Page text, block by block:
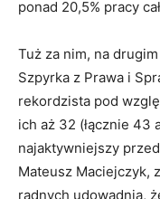
ponad 20,5% pracy
Tuż za nim, na
Szpyrka z Prawa i
rekordzista pod
ich aż 32 (łącznie 43
najaktywniejszy
Mateusz Maciejczyk,
radnych udowadnia,